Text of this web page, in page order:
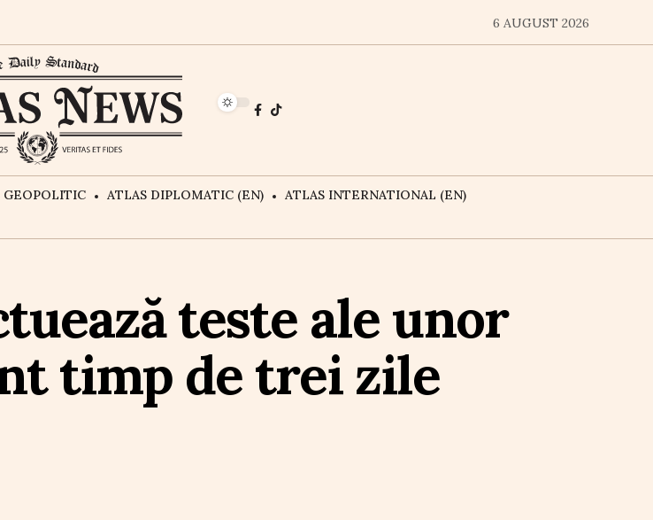
6 AUGUST 2026
GEOPOLITIC ATLAS DIPLOMATIC (EN)
ATLAS INTERNATIONAL (EN)
teste ale unor
timp de trei zile